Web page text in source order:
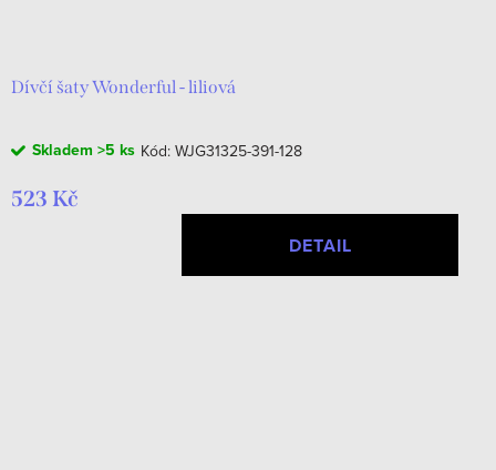
Dívčí šaty Wonderful - liliová
Skladem >5 ks Kód: WJG31325-391-128
523 Kč
DETAIL